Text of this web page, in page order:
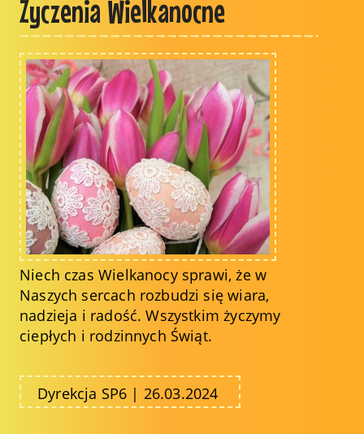
Życzenia Wielkanocne
Niech czas Wielkanocy sprawi, że w
Naszych sercach rozbudzi się wiara,
nadzieja i radość. Wszystkim życzymy
ciepłych i rodzinnych Świąt.
Dyrekcja SP6 | 26.03.2024